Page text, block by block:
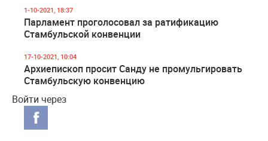
1-10-2021, 18:37
Парламент проголосовал за ратификацию
Стамбульской конвенции
17-10-2021, 10:04
Архиепископ просит Санду не промульгировать
Стамбульскую конвенцию
Войти через